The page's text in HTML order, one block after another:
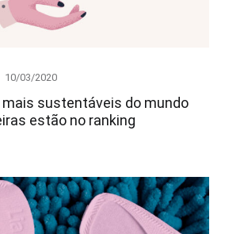
Posted
10/03/2020
sustentáveis do mundo
estão no ranking